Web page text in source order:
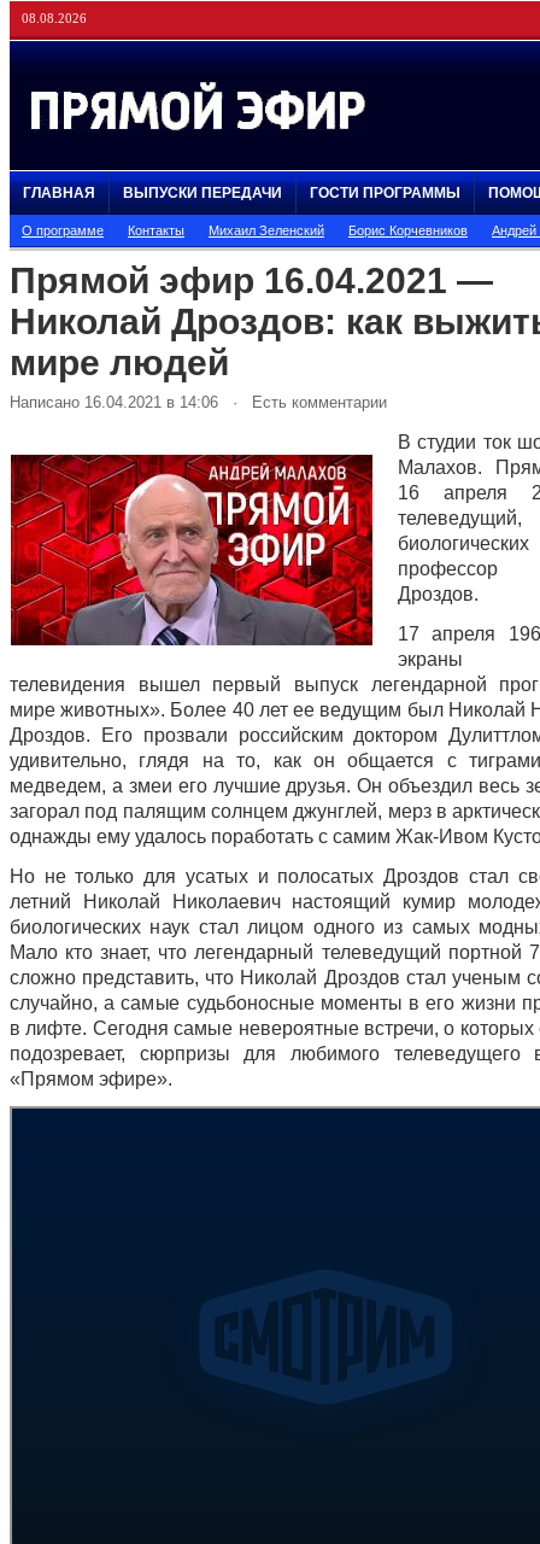
08.08.2026
ГЛАВНАЯ ВЫПУСКИ ПЕРЕДАЧИ ГОСТИ ПРОГРАММЫ
О программе Контакты Михаил Зеленский Борис Корчевников
Прямой эфир 16.04.2021 —
Николай Дроздов: как
мире людей
Написано 16.04.2021 в 14:06 · Есть комментарии
В студии ток
Малахов.
16 апреля
профессор
Дроздов.
17 апреля
экраны
телевидения вышел первый выпуск легендарной
мире животных». Более 40 лет ее ведущим был Николай
Дроздов. Его прозвали российским доктором
удивительно, глядя на то, как он общается с
медведем, а змеи его лучшие друзья. Он объездил весь
загорал под палящим солнцем джунглей, мерз в
однажды ему удалось поработать с самим Жак-Ивом
Но не только для усатых и полосатых Дроздов стал
летний Николай Николаевич настоящий кумир
биологических наук стал лицом одного из самых
Мало кто знает, что легендарный телеведущий портной
сложно представить, что Николай Дроздов стал ученым
случайно, а самые судьбоносные моменты в его жизни
в лифте. Сегодня самые невероятные встречи, о
подозревает, сюрпризы для любимого телеведущего
«Прямом эфире».